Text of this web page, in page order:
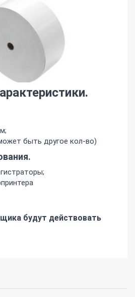
быть другое кол-во)
будут действовать